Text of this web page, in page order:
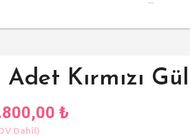
Adet Kırmızı
₺
Dahil)